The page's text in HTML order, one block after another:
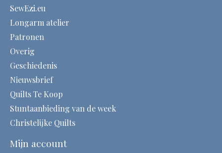
SewEzi.eu
Longarm atelier
Patronen
Overig
Geschiedenis
Nieuwsbrief
Quilts Te Koop
Stuntaanbieding van de week
Christelijke Quilts
Mijn account